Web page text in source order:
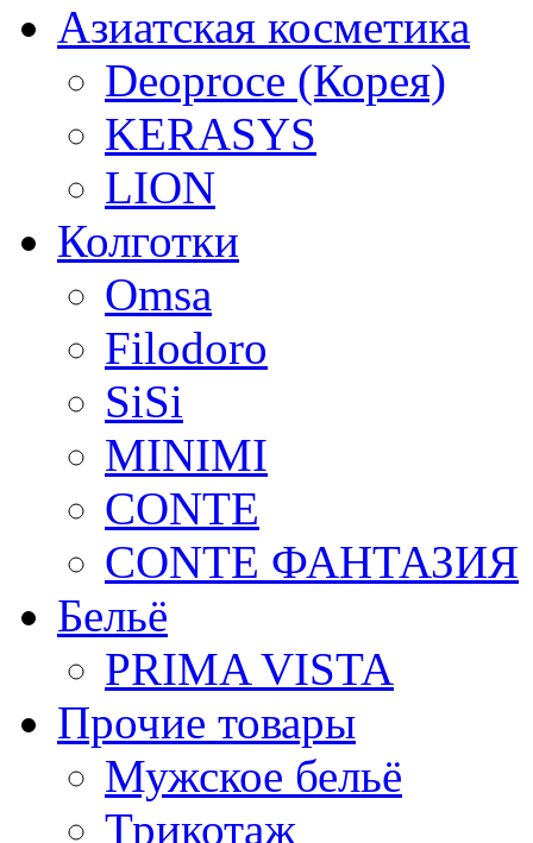
Азиатская косметика
Deoproce (Корея)
KERASYS
LION
Колготки
Omsa
Filodoro
SiSi
MINIMI
CONTE
CONTE ФАНТАЗИЯ
Бельё
PRIMA VISTA
Прочие товары
Мужское бельё
Трикотаж